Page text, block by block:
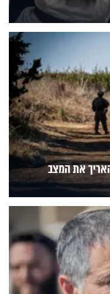
את המצב